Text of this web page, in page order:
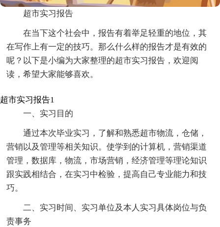
超市实习报告
在当下这个社会中，报告有着举足轻重的地位，其
在写作上有一定的技巧。那么什么样的报告才是有效的
呢？以下是小编为大家整理的超市实习报告，欢迎阅
读，希望大家能够喜欢。
超市实习报告1
一、实习目的
通过本次毕业实习，了解和熟悉超市物流，仓储，
营销以及管理等相关知识。使学到的计算机，营销渠道
管理，数据库，物流，市场营销，经济管理等理论知识
跟实践相结合，在实习中检验，提高自己专业能力和技
巧。
二、实习时间、实习单位及本人实习具体岗位与负
责事务